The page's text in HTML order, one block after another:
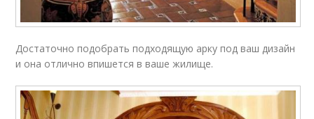
Достаточно подобрать подходящую арку под ваш дизайн
и она отлично впишется в ваше жилище.